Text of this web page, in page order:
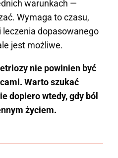
warunkach —
Wymaga to czasu,
leczenia dopasowanego
jest możliwe.
nie powinien być
Warto szukać
dopiero wtedy, gdy ból
życiem.